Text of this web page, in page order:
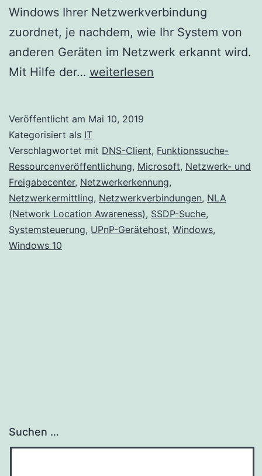
Windows Ihrer Netzwerkverbindung
zuordnet, je nachdem, wie Ihr System von
anderen Geräten im Netzwerk erkannt wird.
Mit Hilfe der… Konfigurieren
in
Windows
10
weiterlesen
Veröffentlicht am Mai 10, 2019
Kategorisiert als IT
Verschlagwortet mit DNS-Client, Funktionssuche-
Ressourcenveröffentlichung, Microsoft, Netzwerk- und
Freigabecenter, Netzwerkerkennung,
Netzwerkermittling, Netzwerkverbindungen, NLA
(Network Location Awareness), SSDP-Suche,
Systemsteuerung, UPnP-Gerätehost, Windows,
Windows 10
Suchen …